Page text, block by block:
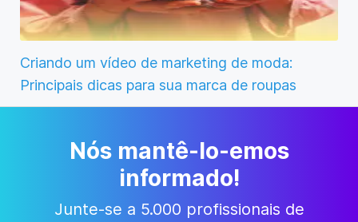
Criando um vídeo de marketing de moda:
Principais dicas para sua marca de roupas
Nós mantê-lo-emos
informado!
Junte-se a 5.000 profissionais de